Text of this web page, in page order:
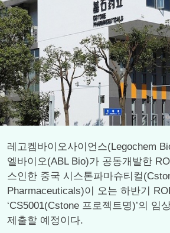
레고켐바이오사이언스(Legochem
엘바이오(ABL Bio)가 공동개발한
스인한 중국 시스톤파마슈티컬
Pharmaceuticals)이 오는 하반기
‘CS5001(Cstone 프로젝트명)’의 임
제출할 예정이다.